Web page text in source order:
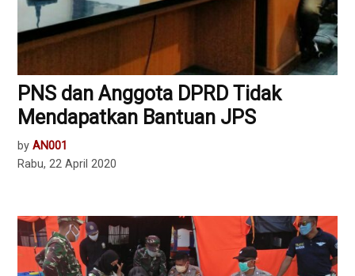
PNS dan Anggota DPRD Tidak
Mendapatkan Bantuan JPS
by AN001
Rabu, 22 April 2020